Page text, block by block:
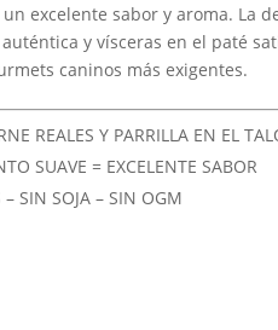
excelente sabor y aroma. La
y vísceras en el paté
caninos más exigentes.
REALES Y PARRILLA EN EL
SUAVE = EXCELENTE SABOR
– SIN SOJA – SIN OGM